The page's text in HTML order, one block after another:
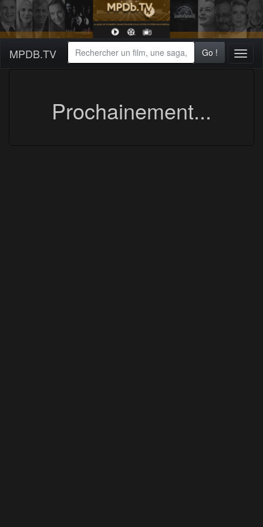
MPDB.TV Go !
Prochainement...